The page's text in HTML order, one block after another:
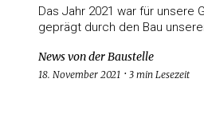
Das Jahr 2021 war für unsere
geprägt durch den Bau
News von der Baustelle
18. November 2021 3 min Lesezeit